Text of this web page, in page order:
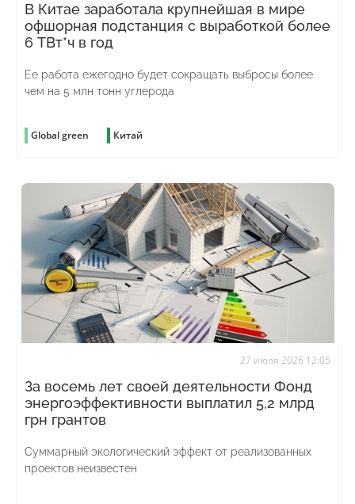
В Китае заработала крупнейшая в мире
офшорная подстанция с выработкой более
6 ТВт*ч в год
Ее работа ежегодно будет сокращать выбросы более
чем на 5 млн тонн углерода
Global green Китай
27 июля 2026 12:05
За восемь лет своей деятельности Фонд
энергоэффективности выплатил 5,2 млрд
грн грантов
Суммарный экологический эффект от реализованных
проектов неизвестен